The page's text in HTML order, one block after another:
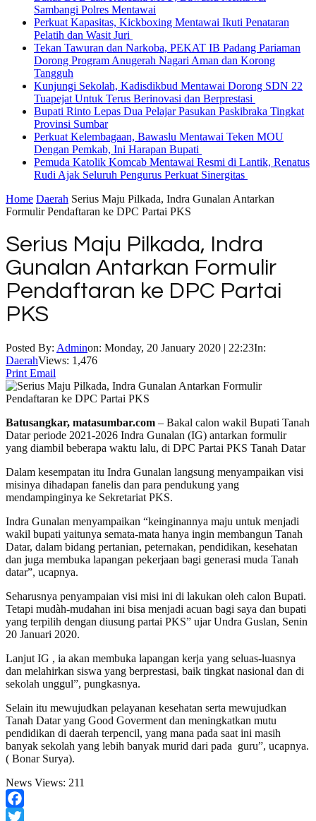
Sambangi Polres Mentawai
Perkuat Kapasitas, Kickboxing Mentawai Ikuti Penataran
Pelatih dan Wasit Juri
Tekan Tawuran dan Narkoba, PEKAT IB Padang Pariaman
Dorong Program Anugerah Nagari Aman dan Korong
Tangguh
Kunjungi Sekolah, Kadisdikbud Mentawai Dorong SDN 22
Tuapejat Untuk Terus Berinovasi dan Berprestasi
Bupati Rinto Lepas Dua Pelajar Pasukan Paskibraka Tingkat
Provinsi Sumbar
Perkuat Kelembagaan, Bawaslu Mentawai Teken MOU
Dengan Pemkab, Ini Harapan Bupati
Pemuda Katolik Komcab Mentawai Resmi di Lantik, Renatus
Rudi Ajak Seluruh Pengurus Perkuat Sinergitas
Home Daerah Serius Maju Pilkada, Indra Gunalan Antarkan
Formulir Pendaftaran ke DPC Partai PKS
Serius Maju Pilkada, Indra
Gunalan Antarkan Formulir
Pendaftaran ke DPC Partai
PKS
Posted By: Adminon: Monday, 20 January 2020 | 22:23In:
DaerahViews: 1,476
Print Email
Batusangkar, matasumbar.com – Bakal calon wakil Bupati Tanah
Datar periode 2021-2026 Indra Gunalan (IG) antarkan formulir
yang diambil beberapa waktu lalu, di DPC Partai PKS Tanah Datar
Dalam kesempatan itu Indra Gunalan langsung menyampaikan visi
misinya dihadapan fanelis dan para pendukung yang
mendampinginya ke Sekretariat PKS.
Indra Gunalan menyampaikan “keinginannya maju untuk menjadi
wakil bupati yaitunya semata-mata hanya ingin membangun Tanah
Datar, dalam bidang pertanian, peternakan, pendidikan, kesehatan
dan juga membuka lapangan pekerjaan bagi generasi muda Tanah
datar”, ucapnya.
Seharusnya penyampaian visi misi ini di lakukan oleh calon Bupati.
Tetapi mudàh-mudahan ini bisa menjadi acuan bagi saya dan bupati
yang terpilih dengan diusung partai PKS” ujar Undra Guslan, Senin
20 Januari 2020.
Lanjut IG , ia akan membuka lapangan kerja yang seluas-luasnya
dan melahirkan siswa yang berprestasi, baik tingkat nasional dan di
sekolah unggul”, pungkasnya.
Selain itu mewujudkan pelayanan kesehatan serta mewujudkan
Tanah Datar yang Good Goverment dan meningkatkan mutu
pendidikan di daerah terpencil, yang mana pada saat ini masih
banyak sekolah yang lebih banyak murid dari pada guru”, ucapnya.
( Bonar Surya).
News Views: 211
Facebook